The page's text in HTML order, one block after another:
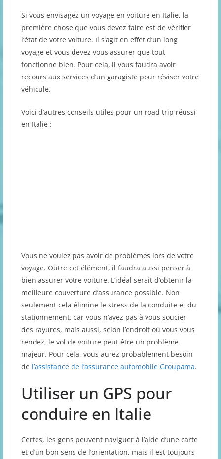
Si vous envisagez un voyage en voiture en Italie, la
première chose que vous devez faire est de vérifier
l’état de votre voiture. Il s’agit en effet d’un long
voyage et vous devez vous assurer que tout
fonctionne bien. Pour cela, il vous faudra avoir
recours aux services d’un garagiste pour réviser votre
véhicule.
Voici d’autres conseils utiles pour un road trip réussi
en Italie :
Vous ne voulez pas avoir de problèmes lors de votre
voyage. Outre cet élément, il faudra aussi penser à
bien assurer votre voiture. L’idéal serait d’obtenir la
meilleure couverture d’assurance possible. Non
seulement cela élimine le stress de la conduite et du
stationnement, car vous n’avez pas à vous soucier
des rayures, mais aussi, selon l’endroit où vous vous
rendez, le vol de voiture peut être un problème
majeur. Pour cela, vous aurez probablement besoin
de l’assistance de l’assurance automobile Groupama.
Utiliser un GPS pour
conduire en Italie
Certes, les gens peuvent naviguer à l’aide d’une carte
et d’un bon sens de l’orientation, mais il est toujours